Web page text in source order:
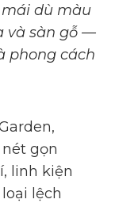
dù màu
và sàn gỗ —
phong cách
gọn
linh kiện
lệch